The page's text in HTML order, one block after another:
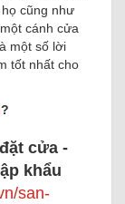
cũng như
cánh cửa
một số lời
tốt nhất cho
?
cửa -
khẩu
san-